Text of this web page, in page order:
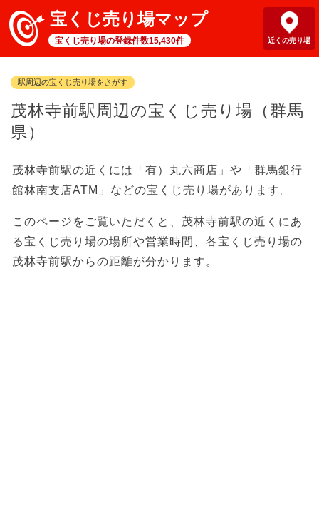
宝くじ売り場マップ
宝くじ売り場の登録件数15,430件 近くの売り場
駅周辺の宝くじ売り場をさがす
茂林寺前駅周辺の宝くじ売り場（群馬
県）
茂林寺前駅の近くには「有）丸六商店」や「群馬銀行
館林南支店ATM」などの宝くじ売り場があります。
このページをご覧いただくと、茂林寺前駅の近くにあ
る宝くじ売り場の場所や営業時間、各宝くじ売り場の
茂林寺前駅からの距離が分かります。